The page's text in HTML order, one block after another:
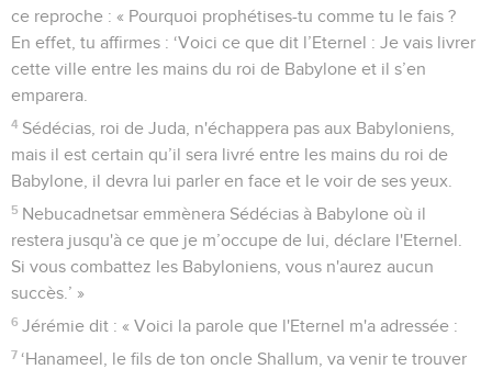
ce reproche : « Pourquoi prophétises-tu comme tu le fais ?
En effet, tu affirmes : ‘Voici ce que dit l’Eternel : Je vais livrer
cette ville entre les mains du roi de Babylone et il s’en
emparera.
4 Sédécias, roi de Juda, n'échappera pas aux Babyloniens,
mais il est certain qu’il sera livré entre les mains du roi de
Babylone, il devra lui parler en face et le voir de ses yeux.
5 Nebucadnetsar emmènera Sédécias à Babylone où il
restera jusqu'à ce que je m’occupe de lui, déclare l'Eternel.
Si vous combattez les Babyloniens, vous n'aurez aucun
succès.’ »
6 Jérémie dit : « Voici la parole que l'Eternel m'a adressée :
7 ‘Hanameel, le fils de ton oncle Shallum, va venir te trouver